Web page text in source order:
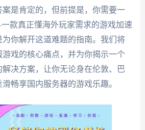
是肯定的，但前提是，你需要一
款真正懂海外玩家需求的游戏加速
你解开这道难题的指南。我们将
戏的核心痛点，并为你揭示一个
决方案，让你无论身在伦敦、巴
畅享国内服务器的游戏乐趣。